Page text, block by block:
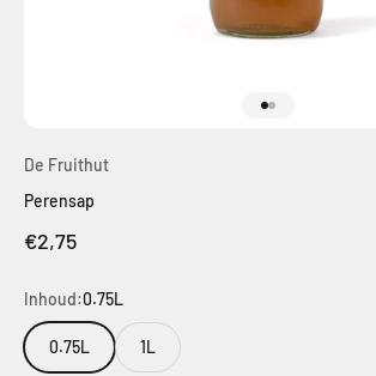
De Fruithut
Perensap
Aanbiedingsprijs
€2,75
Inhoud:0.75L
0.75L 1L